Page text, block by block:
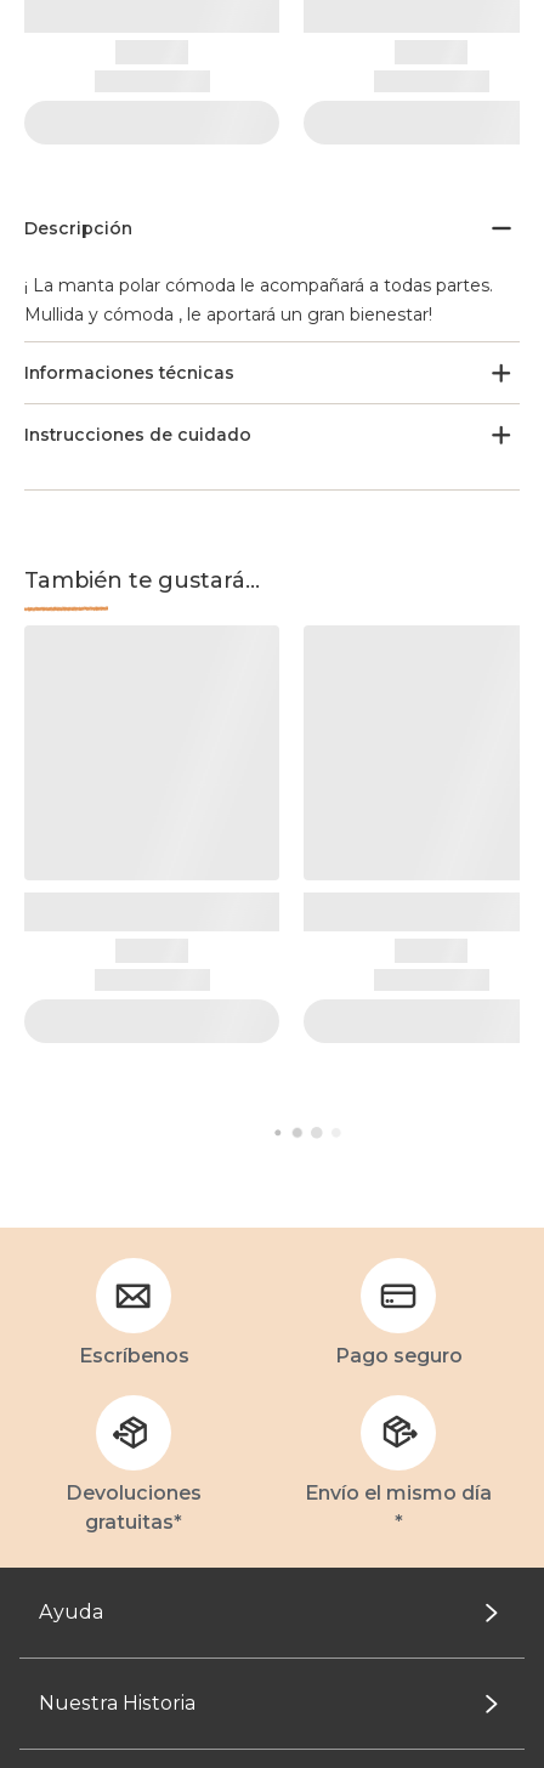
Descripción
¡ La manta polar cómoda le acompañará a todas partes.
Mullida y cómoda , le aportará un gran bienestar!
Informaciones técnicas
Instrucciones de cuidado
También te gustará...
Escríbenos Pago seguro
Devoluciones
gratuitas*
Envío el mismo día
*
Ayuda
Nuestra Historia